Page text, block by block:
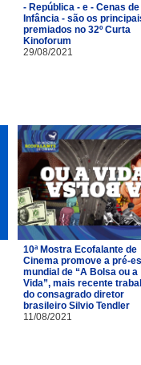
- República - e - Cenas de
Infância - são os
premiados no 32º Curta
Kinoforum
29/08/2021
10ª Mostra Ecofalante de
Cinema promove a pré-
mundial de “A Bolsa ou a
Vida”, mais recente
do consagrado diretor
brasileiro Silvio Tendler
11/08/2021